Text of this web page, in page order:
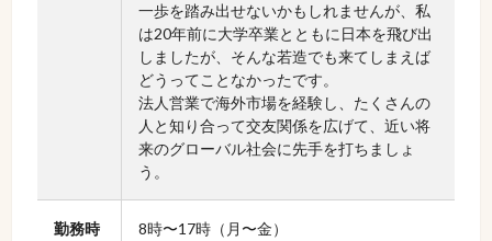
一歩を踏み出せないかもしれませんが、私
は20年前に大学卒業とともに日本を飛び出
しましたが、そんな若造でも来てしまえば
どうってことなかったです。
法人営業で海外市場を経験し、たくさんの
人と知り合って交友関係を広げて、近い将
来のグローバル社会に先手を打ちましょ
う。
勤務時
8時〜17時（月〜金）